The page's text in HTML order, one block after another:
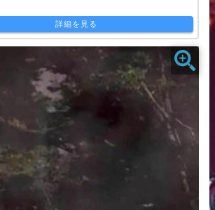
詳細を見る